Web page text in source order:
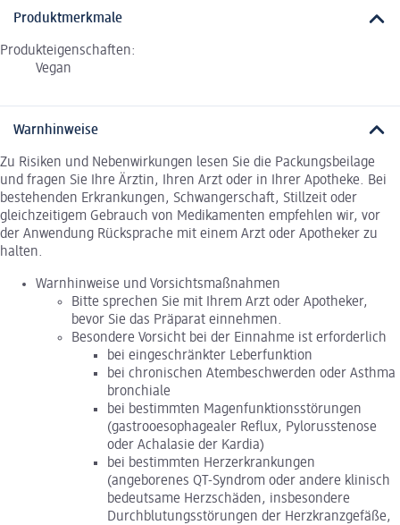
Produktmerkmale
Produkteigenschaften:
Vegan
Warnhinweise
Zu Risiken und Nebenwirkungen lesen Sie die Packungsbeilage
und fragen Sie Ihre Ärztin, Ihren Arzt oder in Ihrer Apotheke. Bei
bestehenden Erkrankungen, Schwangerschaft, Stillzeit oder
gleichzeitigem Gebrauch von Medikamenten empfehlen wir, vor
der Anwendung Rücksprache mit einem Arzt oder Apotheker zu
halten.
Warnhinweise und Vorsichtsmaßnahmen
Bitte sprechen Sie mit Ihrem Arzt oder Apotheker,
bevor Sie das Präparat einnehmen.
Besondere Vorsicht bei der Einnahme ist erforderlich
bei eingeschränkter Leberfunktion
bei chronischen Atembeschwerden oder Asthma
bronchiale
bei bestimmten Magenfunktionsstörungen
(gastrooesophagealer Reflux, Pylorusstenose
oder Achalasie der Kardia)
bei bestimmten Herzerkrankungen
(angeborenes QT-Syndrom oder andere klinisch
bedeutsame Herzschäden, insbesondere
Durchblutungsstörungen der Herzkranzgefäße,